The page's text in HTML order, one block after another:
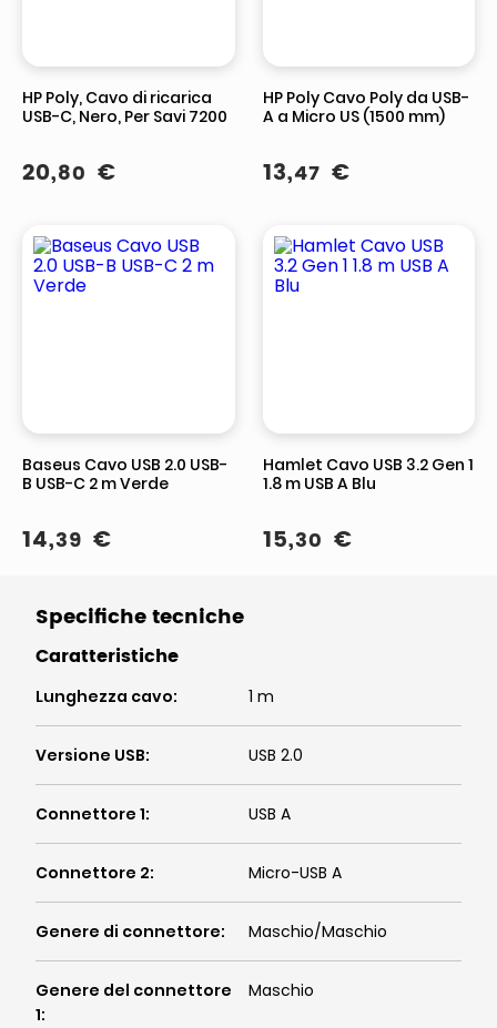
HP Poly, Cavo di ricarica
USB-C, Nero, Per Savi 7200
20,80 €
HP Poly Cavo Poly da USB-
A a Micro US (1500 mm)
13,47 €
Baseus Cavo USB 2.0 USB-
B USB-C 2 m Verde
14,39 €
Hamlet Cavo USB 3.2 Gen 1
1.8 m USB A Blu
15,30 €
Specifiche tecniche
Caratteristiche
Lunghezza cavo: 1 m
Versione USB: USB 2.0
Connettore 1: USB A
Connettore 2: Micro-USB A
Genere di connettore: Maschio/Maschio
Genere del connettore
1:
Maschio